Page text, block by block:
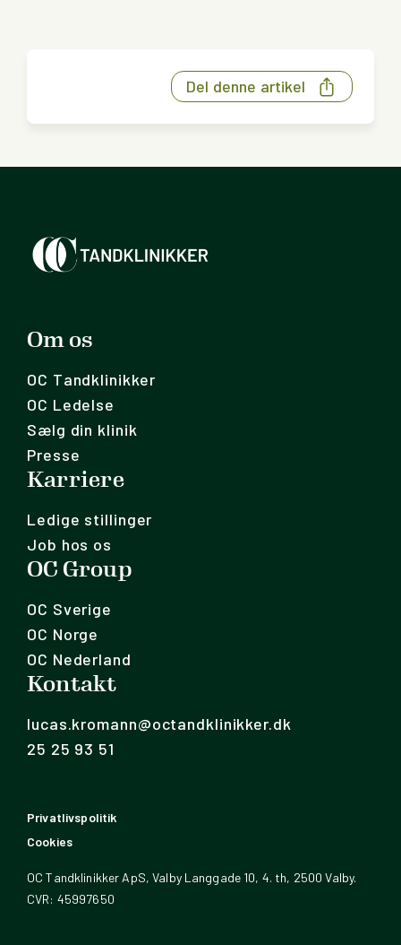
Del denne artikel
Om os
OC Tandklinikker
OC Ledelse
Sælg din klinik
Presse
Karriere
Ledige stillinger
Job hos os
OC Group
OC Sverige
OC Norge
OC Nederland
Kontakt
lucas.kromann@octandklinikker.dk
25 25 93 51
Privatlivspolitik
Cookies
OC Tandklinikker ApS, Valby Langgade 10, 4. th, 2500 Valby.
CVR: 45997650